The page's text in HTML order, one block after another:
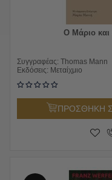
Ο Μάριο και
Συγγραφέας: Thomas Mann
Εκδόσεις: Μεταίχμιο
ΠΡΟΣΘΗΚΗ